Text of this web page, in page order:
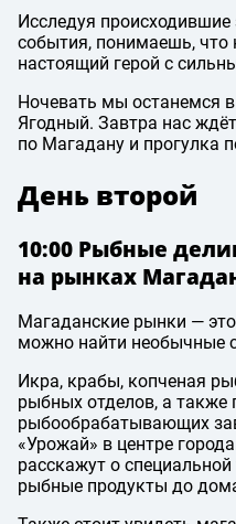
Исследуя происходившие
события, понимаешь,
настоящий герой с
Ночевать мы останемся
Ягодный. Завтра нас
по Магадану и прогулка
День второй
10:00 Рыбные
на рынках
Магаданские рынки —
можно найти необычные
Икра, крабы, копченая
рыбных отделов, а также
рыбообрабатывающих
«Урожай» в центре
расскажут о
рыбные продукты до